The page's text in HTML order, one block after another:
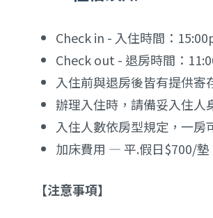
Check in - 入住時間 ：
Check out - 退房時間 ：
入住前與退房後皆有提供寄
辦理入住時，請備妥入住人
入住人數依房型規定，一房
加床費用 — 平.假日$700/墊
【注意事項】